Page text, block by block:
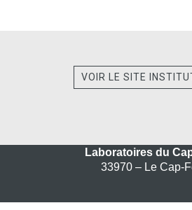
VOIR LE SITE
Laboratoires du
33970 – Le Cap-